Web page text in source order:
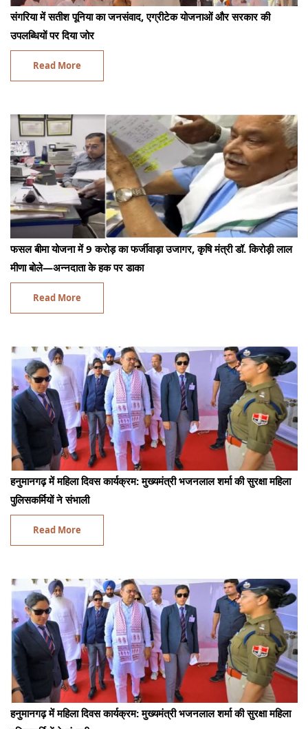
संगरिया में सतीश पूनिया का जनसंवाद, एग्रीटेक योजनाओं और सरकार की
उपलब्धियों पर दिया जोर
Read More
फसल बीमा योजना में 9 करोड़ का फर्जीवाड़ा उजागर, कृषि मंत्री डॉ. किरोड़ी लाल
मीणा बोले—अन्नदाता के हक पर डाका
Read More
हनुमानगढ़ में महिला दिवस कार्यक्रम: मुख्यमंत्री भजनलाल शर्मा की सुरक्षा महिला
पुलिसकर्मियों ने संभाली
Read More
हनुमानगढ़ में महिला दिवस कार्यक्रम: मुख्यमंत्री भजनलाल शर्मा की सुरक्षा महिला